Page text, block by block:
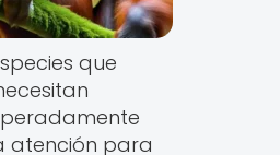
que
atención para